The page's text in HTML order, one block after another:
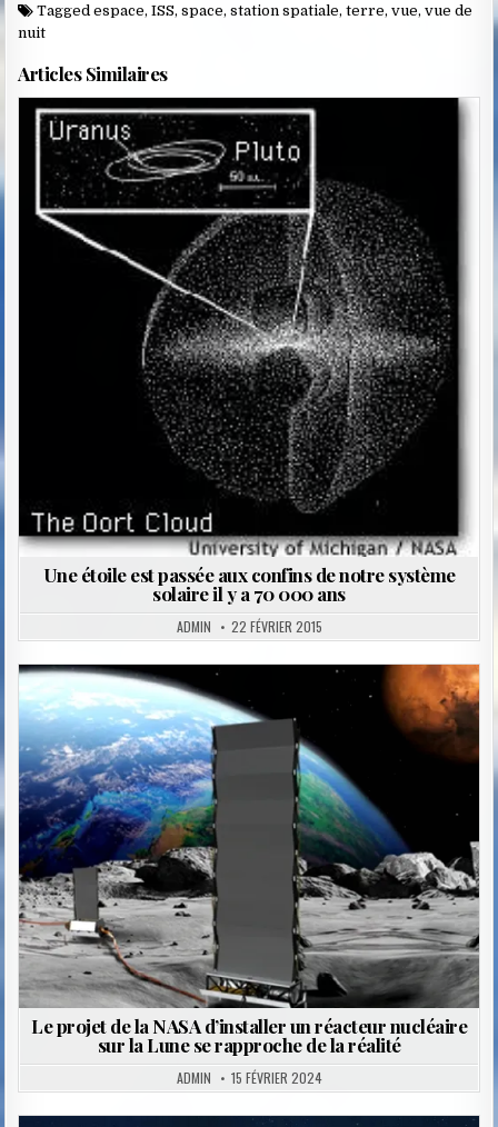
Taggedespace,ISS,space,station spatiale,terre,vue,vue de
nuit
Articles Similaires
Posted
in
Une étoile est passée aux confins de notre système
solaire il y a 70 000 ans
ADMIN 22 FÉVRIER 2015
Posted
in
Le projet de la NASA d’installer un réacteur nucléaire
sur la Lune se rapproche de la réalité
ADMIN 15 FÉVRIER 2024